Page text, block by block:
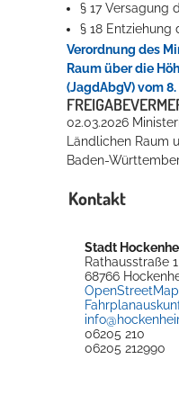
§ 17 Versagung
§ 18 Entziehung
Verordnung des
Raum über die
(JagdAbgV) vom
02.03.2026
Ländlichen Raum
Baden-
Kontakt
Stadt
Rathausstraße 1
68766
OpenStreetMap
06205 210
06205 212990